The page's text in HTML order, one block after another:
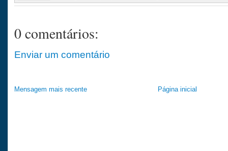
0 comentários:
Enviar um comentário
Mensagem mais recente Página inicial